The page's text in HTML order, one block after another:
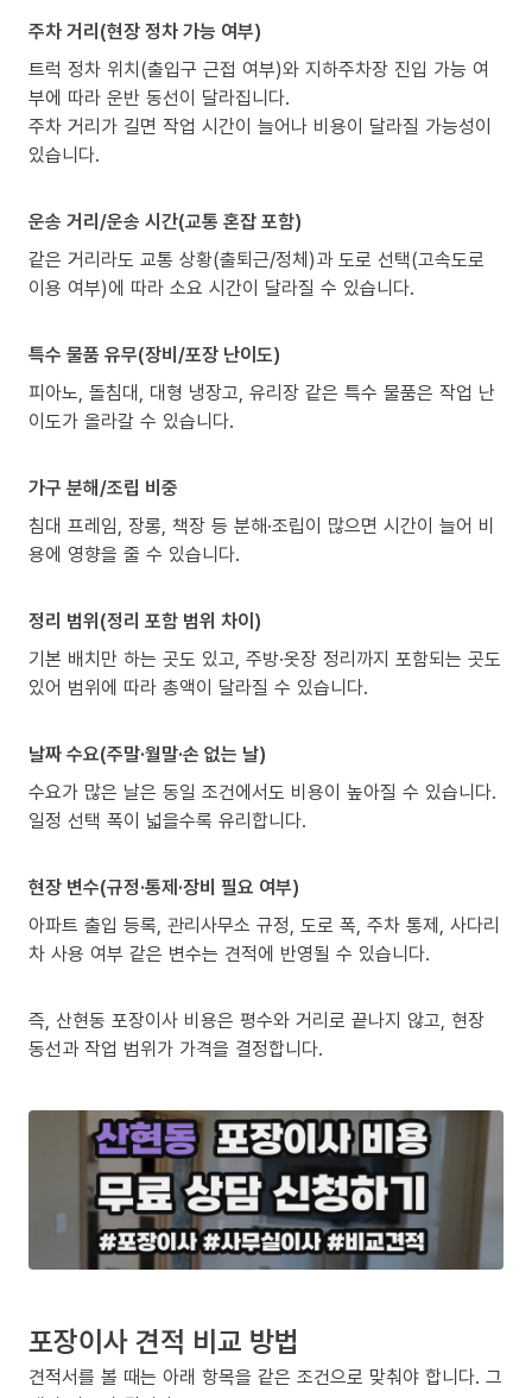
주차 거리(현장 정차 가능 여부)
트럭 정차 위치(출입구 근접 여부)와 지하주차장 진입 가능 여
부에 따라 운반 동선이 달라집니다.
주차 거리가 길면 작업 시간이 늘어나 비용이 달라질 가능성이
있습니다.
운송 거리/운송 시간(교통 혼잡 포함)
같은 거리라도 교통 상황(출퇴근/정체)과 도로 선택(고속도로
이용 여부)에 따라 소요 시간이 달라질 수 있습니다.
특수 물품 유무(장비/포장 난이도)
피아노, 돌침대, 대형 냉장고, 유리장 같은 특수 물품은 작업 난
이도가 올라갈 수 있습니다.
가구 분해/조립 비중
침대 프레임, 장롱, 책장 등 분해·조립이 많으면 시간이 늘어 비
용에 영향을 줄 수 있습니다.
정리 범위(정리 포함 범위 차이)
기본 배치만 하는 곳도 있고, 주방·옷장 정리까지 포함되는 곳도
있어 범위에 따라 총액이 달라질 수 있습니다.
날짜 수요(주말·월말·손 없는 날)
수요가 많은 날은 동일 조건에서도 비용이 높아질 수 있습니다.
일정 선택 폭이 넓을수록 유리합니다.
현장 변수(규정·통제·장비 필요 여부)
아파트 출입 등록, 관리사무소 규정, 도로 폭, 주차 통제, 사다리
차 사용 여부 같은 변수는 견적에 반영될 수 있습니다.
즉, 산현동 포장이사 비용은 평수와 거리로 끝나지 않고, 현장
동선과 작업 범위가 가격을 결정합니다.
포장이사 견적 비교 방법
견적서를 볼 때는 아래 항목을 같은 조건으로 맞춰야 합니다. 그